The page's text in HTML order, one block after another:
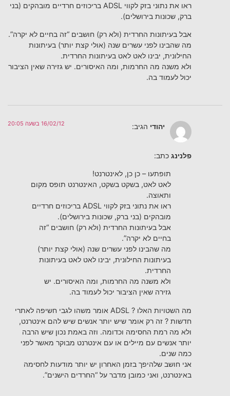
ראו את נתוני בזק לקווי ADSL בריכוזים חרדיים מובהקים (בני
ברק, שכונות בירושלים).
אבל בעיתונות החרדית (ולא רק) חושבים “זה בחיים לא יקרה”.
מה שהבינו לפני עשרים שנה (אולי קצת יותר) בעיתונות
החילונית, יבינו לאט לאט בעיתונות החרדית.
ולא משנה מה החרמות, ומה האיסורים. יש גזירה שאין הציבור
יכול לעמוד בה.
יהודי הגיב: 16/02/12 בשעה 20:05
פלנינג כתב:
תופתעו – כן כן, לאינטרנט!
לאט לאט, בשקט בשקט, האינטרנט תופס מקום
ותאוצה.
ראו את נתוני בזק לקווי ADSL בריכוזים חרדיים
מובהקים (בני ברק, שכונות בירושלים).
אבל בעיתונות החרדית (ולא רק) חושבים “זה
בחיים לא יקרה”.
מה שהבינו לפני עשרים שנה (אולי קצת יותר)
בעיתונות החילונית, יבינו לאט לאט בעיתונות
החרדית.
ולא משנה מה החרמות, ומה האיסורים. יש
גזירה שאין הציבור יכול לעמוד בה.
מה השטויות האלו ? ADSL אומר משהו לגבי חשיפה לאתרי
חדשות ? זה רק אומר שיש יותר אנשים שיש להם אינטרנט,
ולא מה רמת החסימה וכדומה. וזה באמת נכון שיש הרבה
יותר אנשים עם מיילים או עם אינטרנט מבוקר מאשר לפני
כמה שנים.
אני חושב שלהיפך בזמן האחרון יש יותר מודעות לחסימה
באינטרנט, ואני כמובן מדבר על “החרדים הישנים”.